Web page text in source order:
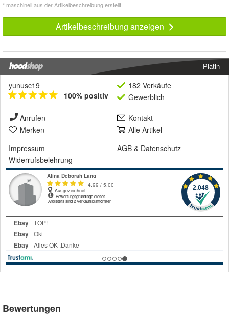
* maschinell aus der Artikelbeschreibung erstellt
Artikelbeschreibung anzeigen
Platin
yunusc19
100% positiv
182 Verkäufe
Gewerblich
Anrufen
Kontakt
Merken
Alle Artikel
Impressum
AGB & Datenschutz
Widerrufsbelehrung
Bewertungen